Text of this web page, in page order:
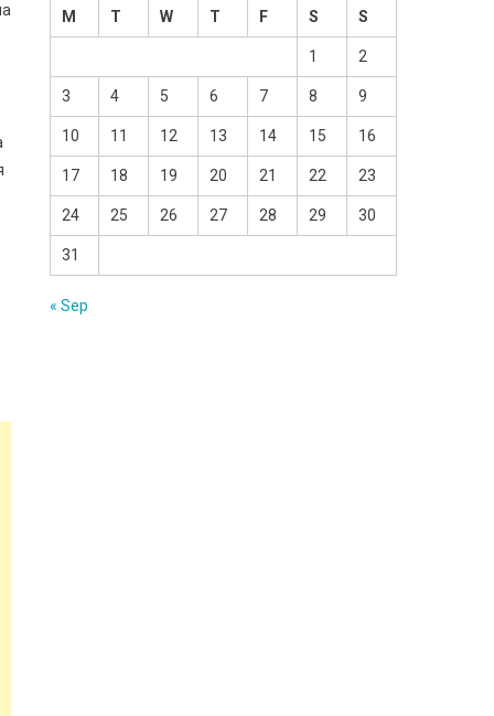
M
T W T F S S
1 2
3 4 5 6 7 8 9
10 11 12 13 14 15 16
17 18 19 20 21 22 23
24 25 26 27 28 29 30
31
« Sep